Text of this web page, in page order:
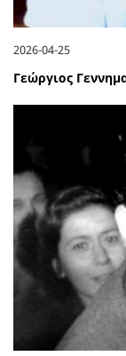
2026-04-25
Γεώργιος